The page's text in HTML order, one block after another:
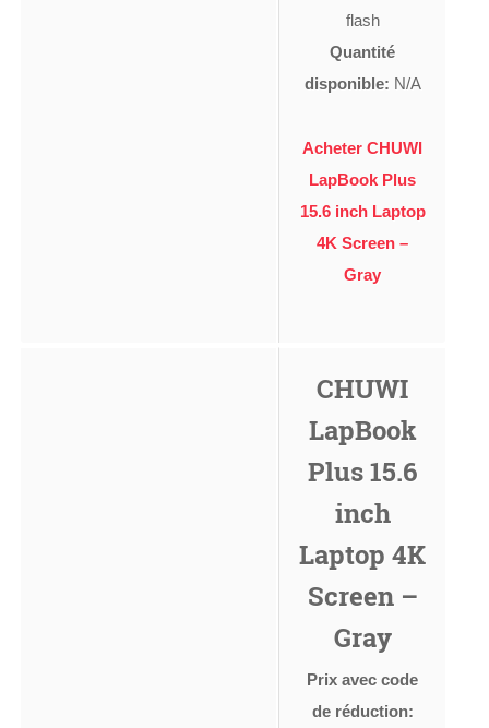
flash
Quantité
disponible: N/A
Acheter CHUWI
LapBook Plus
15.6 inch Laptop
4K Screen –
Gray
CHUWI
LapBook
Plus 15.6
inch
Laptop 4K
Screen –
Gray
Prix avec code
de réduction: